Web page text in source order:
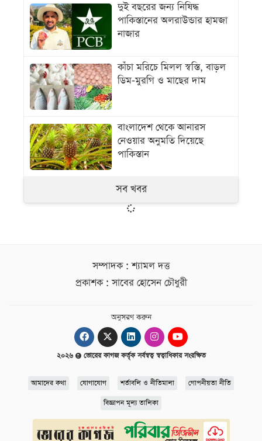
দুই বছরের জন্য নিষিদ্ধ
পাকিস্তানের অলরাউন্ডার হামজা
নাজার
কাঁচা মরিচে মিলল স্বস্তি, বাড়ল
ডিম-মুরগি ও মাছের দাম
বাংলাদেশ থেকে আনারস
নেওয়ার অনুমতি দিয়েছে
পাকিস্তান
সব খবর
সম্পাদক : শ্যামল দত্ত
প্রকাশক : সাবের হোসেন চৌধুরী
অনুসরণ করুন
২০২৬ ভোরের কাগজ কর্তৃক সর্বস্বত্ব স্বত্বাধিকার সংরক্ষিত
আমাদের কথা যোগাযোগ শর্তাবলি ও নীতিমালা গোপনীয়তা নীতি
বিজ্ঞাপন মূল্য তালিকা